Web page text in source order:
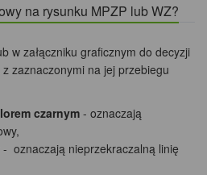
na rysunku MPZP lub WZ?
w załączniku graficznym do decyzji
zaznaczonymi na jej przebiegu
czarnym - oznaczają
- oznaczają nieprzekraczalną linię